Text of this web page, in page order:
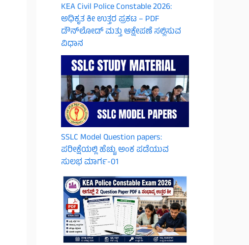
KEA Civil Police Constable 2026:
ಅಧಿಕೃತ ಕೀ ಉತ್ತರ ಪ್ರಕಟ – PDF
ಡೌನ್‌ಲೋಡ್ ಮತ್ತು ಆಕ್ಷೇಪಣೆ ಸಲ್ಲಿಸುವ
ವಿಧಾನ
SSLC Model Question papers:
ಪರೀಕ್ಷೆಯಲ್ಲಿ ಹೆಚ್ಚು ಅಂಕ ಪಡೆಯುವ
ಸುಲಭ ಮಾರ್ಗ-01